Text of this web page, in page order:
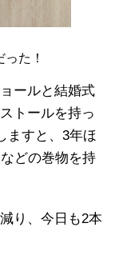
た！
ールと結婚式
トールを持っ
ますと、3年ほ
どの巻物を持
り、今日も2本